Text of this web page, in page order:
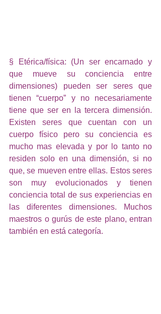
§ Etérica/física: (Un ser encarnado y
que mueve su conciencia entre
dimensiones) pueden ser seres que
tienen “cuerpo” y no necesariamente
tiene que ser en la tercera dimensión.
Existen seres que cuentan con un
cuerpo físico pero su conciencia es
mucho mas elevada y por lo tanto no
residen solo en una dimensión, si no
que, se mueven entre ellas. Estos seres
son muy evolucionados y tienen
conciencia total de sus experiencias en
las diferentes dimensiones. Muchos
maestros o gurús de este plano, entran
también en está categoría.